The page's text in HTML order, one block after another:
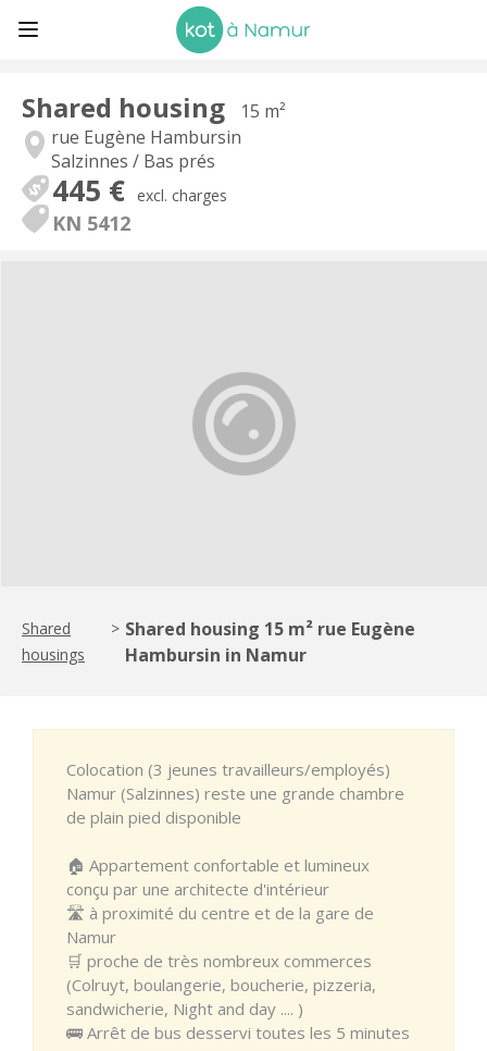
Shared housing
15 m²
rue Eugène Hambursin
Salzinnes / Bas prés
445 € excl. charges
KN 5412
Shared
housings
> Shared housing 15 m² rue Eugène
Hambursin in Namur
Colocation (3 jeunes travailleurs/employés)
Namur (Salzinnes) reste une grande chambre
de plain pied disponible
🏠 Appartement confortable et lumineux
conçu par une architecte d'intérieur
🛣 à proximité du centre et de la gare de
Namur
🛒 proche de très nombreux commerces
(Colruyt, boulangerie, boucherie, pizzeria,
sandwicherie, Night and day .... )
🚌 Arrêt de bus desservi toutes les 5 minutes